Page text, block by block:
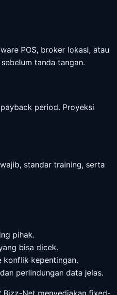
POS, broker lokasi, atau
tanda tangan.
period. Proyeksi
standar training, serta
pihak.
bisa dicek.
konflik kepentingan.
perlindungan data jelas.
Bizz-Net menyediakan fixed-